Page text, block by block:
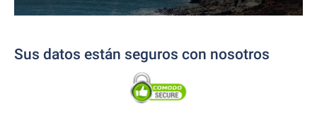
Sus datos están seguros con nosotros